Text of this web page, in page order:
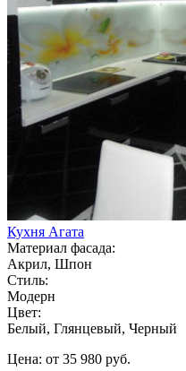
Кухня Агата
Материал фасада:
Акрил, Шпон
Стиль:
Модерн
Цвет:
Белый, Глянцевый, Черный
Цена: от 35 980 руб.